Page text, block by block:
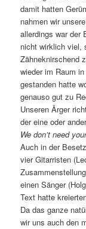
damit hatten
nahmen wir
allerdings war der
nicht wirklich viel,
Zähneknirschend
wieder im Raum
gestanden hatte
genauso gut zu
Unseren Ärger
der eine oder
We don’t need
Auch in der
vier Gitarristen
einen Sänger
Text hatte
Da das ganze
wir uns auch den